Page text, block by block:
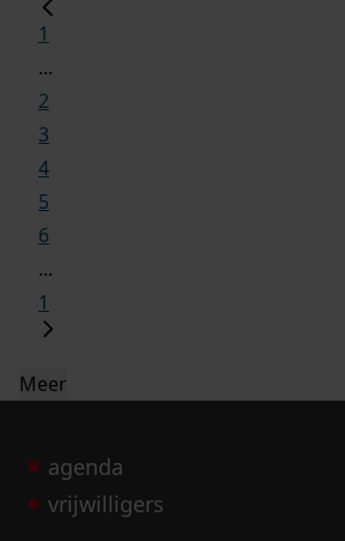
1
...
2
3
4
5
6
...
1
Meer
agenda
vrijwilligers